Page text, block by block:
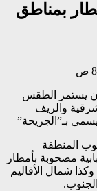
بمناطق
أن يستمر الطقس
والريف
بـ”الجريحة”
المنطقة
مصحوبة بأمطار
شمال الأقاليم